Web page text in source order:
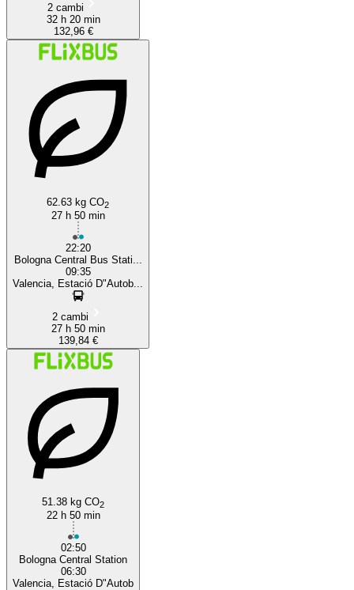
2 cambi
32 h 20 min
132,96 €
62.63 kg CO2
27 h 50 min
22:20
Bologna Central Bus Stati...
09:35
Valencia, Estació D"Autob...
2 cambi
27 h 50 min
139,84 €
51.38 kg CO2
22 h 50 min
02:50
Bologna Central Station
06:30
Valencia, Estació D"Autob